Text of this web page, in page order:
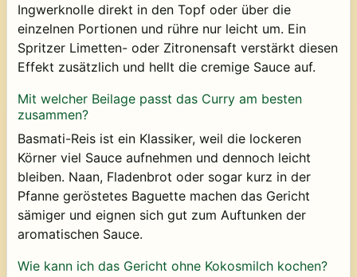
Ingwerknolle direkt in den Topf oder über die
einzelnen Portionen und rühre nur leicht um. Ein
Spritzer Limetten- oder Zitronensaft verstärkt diesen
Effekt zusätzlich und hellt die cremige Sauce auf.
Mit welcher Beilage passt das Curry am besten
zusammen?
Basmati-Reis ist ein Klassiker, weil die lockeren
Körner viel Sauce aufnehmen und dennoch leicht
bleiben. Naan, Fladenbrot oder sogar kurz in der
Pfanne geröstetes Baguette machen das Gericht
sämiger und eignen sich gut zum Auftunken der
aromatischen Sauce.
Wie kann ich das Gericht ohne Kokosmilch kochen?